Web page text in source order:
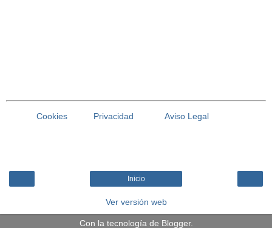
Cookies Privacidad Aviso Legal
Inicio
Ver versión web
Con la tecnología de Blogger.